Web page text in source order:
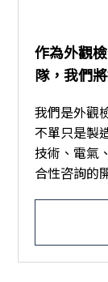
作為外觀
隊，我們
我們是外觀
不單只是製
技術、電氣
合性咨詢的